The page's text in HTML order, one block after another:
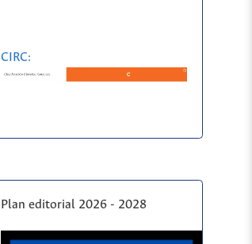
CIRC:
Plan editorial 2026 - 2028